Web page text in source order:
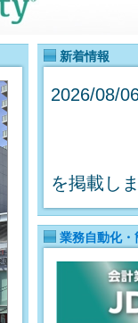
新着情報
2026/08/
を掲載し
業務自動化